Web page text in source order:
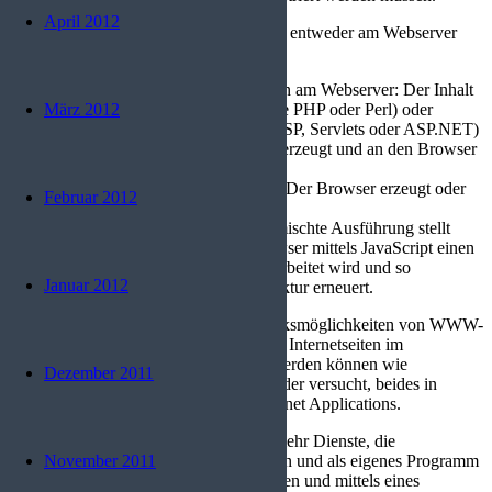
April 2012
März 2012
Februar 2012
Januar 2012
Dezember 2011
November 2011
Dynamische Webanwendungen werden entweder am Webserver
Ausführen von Webanwendungen am Webserver: Der Inhalt
wird durch in Skriptsprachen (wie PHP oder Perl) oder
kompilierte Anwendungen (wie JSP, Servlets oder ASP.NET)
geschriebene Webanwendungen erzeugt und an den Browser
Dynamische Websites am Client: Der Browser erzeugt oder
ändert Inhalt mittels JavaScript.
Gemischte Ausführung: Eine gemischte Ausführung stellt
AJAX dar – hier sendet der Browser mittels JavaScript einen
Request, der vom Webserver bearbeitet wird und so
dynamisch Teile der HTML-Struktur erneuert.
Nachteilig sind die begrenzten Ausdrucksmöglichkeiten von WWW-
Seiten, so dass Programme in Form von Internetseiten im
Allgemeinen nicht so einfach bedient werden können wie
konventionelle Programme. Ein Trend, der versucht, beides in
Einklang zu bekommen, sind Rich Internet Applications.
Zurzeit ist zu beobachten, dass immer mehr Dienste, die
ursprünglich vom WWW getrennt waren und als eigenes Programm
liefen, über das WWW angeboten werden und mittels eines